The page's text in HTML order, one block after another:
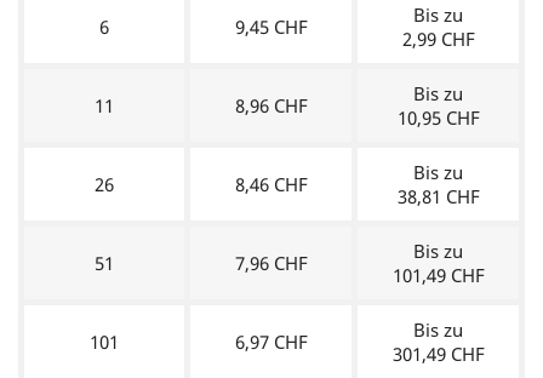
6 9,45 CHF
Bis zu
2,99 CHF
11 8,96 CHF
Bis zu
10,95 CHF
26 8,46 CHF
Bis zu
38,81 CHF
51 7,96 CHF
Bis zu
101,49 CHF
101 6,97 CHF
Bis zu
301,49 CHF